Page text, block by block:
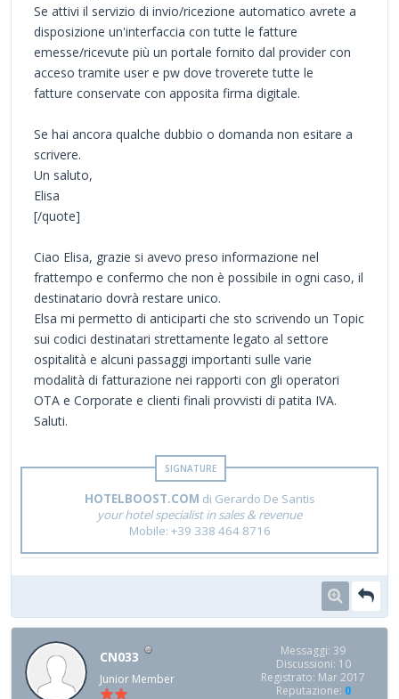
Se attivi il servizio di invio/ricezione automatico avrete a
disposizione un'interfaccia con tutte le fatture
emesse/ricevute più un portale fornito dal provider con
acceso tramite user e pw dove troverete tutte le
fatture conservate con apposita firma digitale.
Se hai ancora qualche dubbio o domanda non esitare a
scrivere.
Un saluto,
Elisa
[/quote]
Ciao Elisa, grazie si avevo preso informazione nel
frattempo e confermo che non è possibile in ogni caso, il
destinatario dovrà restare unico.
Elsa mi permetto di anticiparti che sto scrivendo un Topic
sui codici destinatari strettamente legato al settore
ospitalità e alcuni passaggi importanti sulle varie
modalità di fatturazione nei rapporti con gli operatori
OTA e Corporate e clienti finali provvisti di patita IVA.
Saluti.
HOTELBOOST.COM di Gerardo De Santis
your hotel specialist in sales & revenue
Mobile: +39 338 464 8716
CN033
Junior Member
Messaggi: 39
Discussioni: 10
Registrato: Mar 2017
Reputazione: 0